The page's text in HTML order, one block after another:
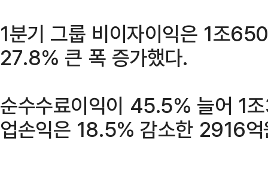
1분기 그룹 비이자이익은 1조
27.8% 큰 폭 증가했다.
순수수료이익이 45.5% 늘어 1
업손익은 18.5% 감소한 2916억